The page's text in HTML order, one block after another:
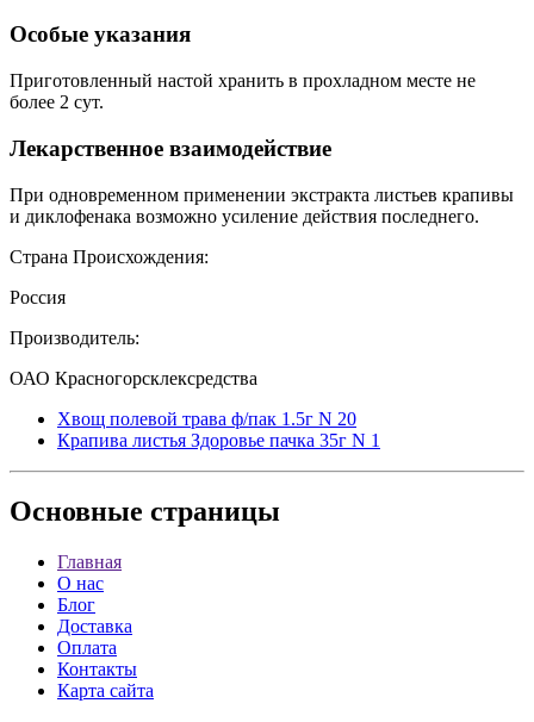
Особые указания
Приготовленный настой хранить в прохладном месте не
более 2 сут.
Лекарственное взаимодействие
При одновременном применении экстракта листьев крапивы
и диклофенака возможно усиление действия последнего.
Страна Происхождения:
Россия
Производитель:
ОАО Красногорсклексредства
Хвощ полевой трава ф/пак 1.5г N 20
Крапива листья Здоровье пачка 35г N 1
Основные страницы
Главная
О нас
Блог
Доставка
Оплата
Контакты
Карта сайта